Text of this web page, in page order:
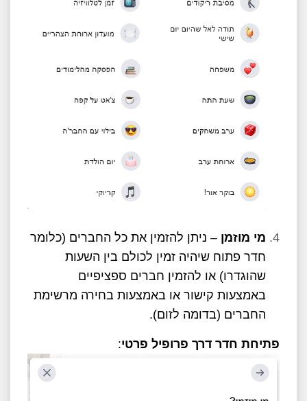
מי מוזמן – ניתן להזמין את כל החברים (כלומר
חדר פתוח שיהיה זמין לכולם בין השעות
שהוגדרו) או להזמין חברים ספציפיים
באמצעות קישור או באמצעות בחירה מרשימת
החברים (בדומה לזום).
פתיחת חדר דרך פרופיל פרטי: